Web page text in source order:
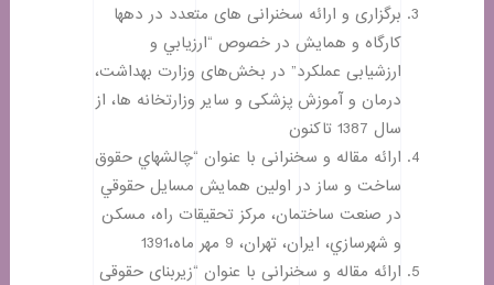
برگزاری و ارائه سخنرانی های متعدد در دهها
کارگاه و همايش در خصوص “ارزيابي و
ارزشیابی عملكرد” در بخش‌های وزارت بهداشت،
درمان و آموزش پزشکی و سایر وزارتخانه ها، از
سال 1387 تاکنون
ارائه مقاله و سخنرانی با عنوان “چالشهاي حقوق
ساخت و ساز در اولین همایش مسايل حقوقي
در صنعت ساختمان، مركز تحقيقات راه، مسكن
و شهرسازي، ایران، تهران، 9 مهر ماه،1391
ارائه مقاله و سخنرانی با عنوان “زیربنای حقوقی